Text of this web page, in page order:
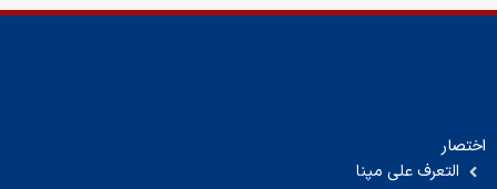
اختصار
التعرف على مپنا